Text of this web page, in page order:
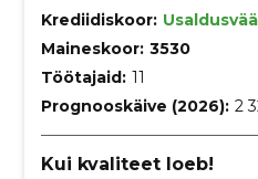
Krediidiskoor:
Maineskoor: 3530
Töötajaid: 11
Prognooskäive (2026): 2
Kui kvaliteet loeb!